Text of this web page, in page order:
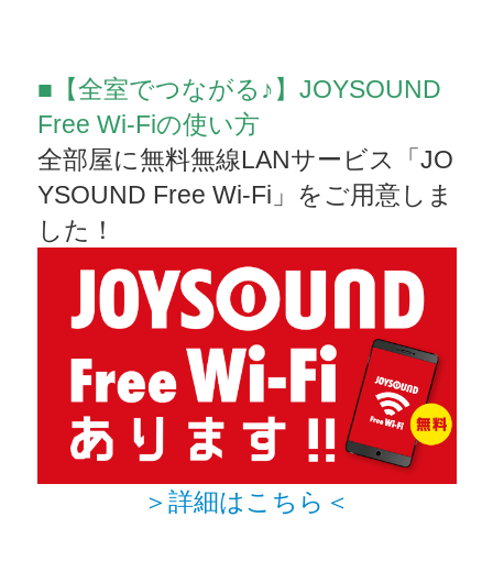
■【全室でつながる♪】JOYSOUND
Free Wi-Fiの使い方
全部屋に無料無線LANサービス「JO
YSOUND Free Wi-Fi」をご用意しま
した！
＞詳細はこちら＜